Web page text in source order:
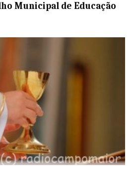
Municipal de Educação